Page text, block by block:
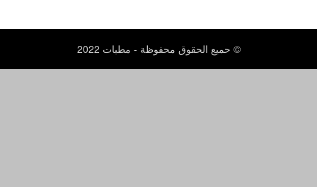
© حميع الحقوق محفوظة - مطبات 2022